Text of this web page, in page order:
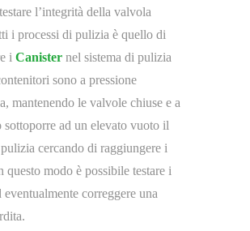
l’integrità della valvola
i processi di pulizia è quello di
i Canister nel sistema di pulizia
sono a pressione
mantenendo le valvole chiuse e a
sottoporre ad un elevato vuoto il
cercando di raggiungere i
questo modo è possibile testare i
eventualmente correggere una